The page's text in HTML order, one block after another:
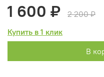
1 600 ₽
2 200 ₽
Купить в 1 клик
В